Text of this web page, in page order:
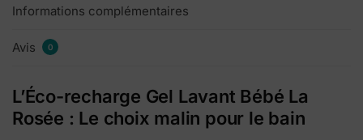
Informations complémentaires
Avis 0
L’Éco-recharge Gel Lavant Bébé La
Rosée : Le choix malin pour le bain